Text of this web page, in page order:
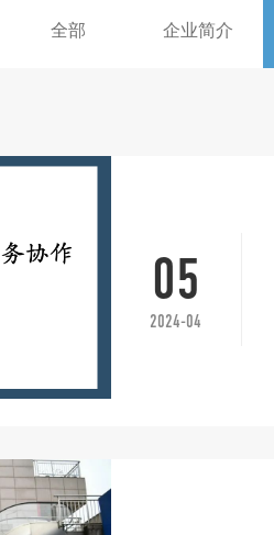
全部 企业简介
05
2024-04